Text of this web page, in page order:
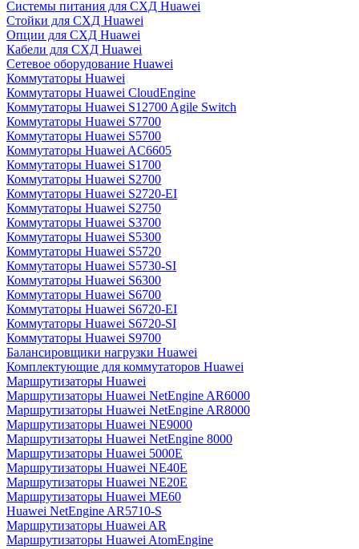
Системы питания для СХД Huawei
Стойки для СХД Huawei
Опции для СХД Huawei
Кабели для СХД Huawei
Сетевое оборудование Huawei
Коммутаторы Huawei
Коммутаторы Huawei CloudEngine
Коммутаторы Huawei S12700 Agile Switch
Коммутаторы Huawei S7700
Коммутаторы Huawei S5700
Коммутаторы Huawei AC6605
Коммутаторы Huawei S1700
Коммутаторы Huawei S2700
Коммутаторы Huawei S2720-EI
Коммутаторы Huawei S2750
Коммутаторы Huawei S3700
Коммутаторы Huawei S5300
Коммутаторы Huawei S5720
Коммутаторы Huawei S5730-SI
Коммутаторы Huawei S6300
Коммутаторы Huawei S6700
Коммутаторы Huawei S6720-EI
Коммутаторы Huawei S6720-SI
Коммутаторы Huawei S9700
Балансировщики нагрузки Huawei
Комплектующие для коммутаторов Huawei
Маршрутизаторы Huawei
Маршрутизаторы Huawei NetEngine AR6000
Маршрутизаторы Huawei NetEngine AR8000
Маршрутизаторы Huawei NE9000
Маршрутизаторы Huawei NetEngine 8000
Маршрутизаторы Huawei 5000E
Маршрутизаторы Huawei NE40E
Маршрутизаторы Huawei NE20E
Маршрутизаторы Huawei ME60
Huawei NetEngine AR5710-S
Маршрутизаторы Huawei AR
Маршрутизаторы Huawei AtomEngine